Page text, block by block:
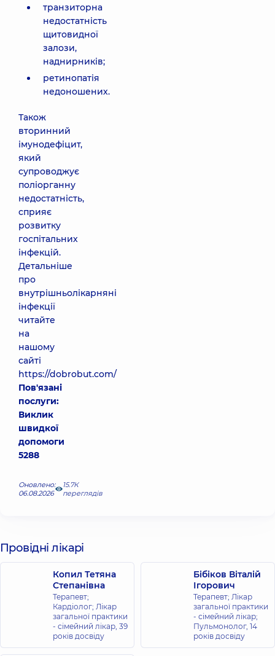
транзиторна
недостатність
щитовидної
залози,
наднирників;
ретинопатія
недоношених.
Також
вторинний
імунодефіцит,
який
супроводжує
поліорганну
недостатність,
сприяє
розвитку
госпітальних
інфекцій.
Детальніше
про
внутрішньолікарняні
інфекції
читайте
на
нашому
сайті
https://dobrobut.com/
Пов'язані
послуги:
Виклик
швидкої
допомоги
5288
Оновлено:
06.08.2026
15.7К
переглядів
Провідні лікарі
Копил Тетяна
Степанівна
Терапевт;
Кардіолог; Лікар
загальної практики
- сімейний лікар, 39
років досвіду
Бібіков Віталій
Ігорович
Терапевт; Лікар
загальної практики
- сімейний лікар;
Пульмонолог, 14
років досвіду